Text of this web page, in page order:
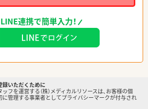
LINE連携で簡単入力！
録いただくために
フを運営する（株）メディカルリソースは、お客様の個
に管理する事業者としてプライバシーマークが付与され